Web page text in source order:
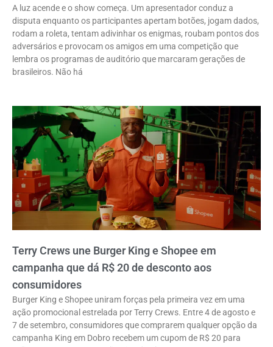
A luz acende e o show começa. Um apresentador conduz a
disputa enquanto os participantes apertam botões, jogam dados,
rodam a roleta, tentam adivinhar os enigmas, roubam pontos dos
adversários e provocam os amigos em uma competição que
lembra os programas de auditório que marcaram gerações de
brasileiros. Não há
Terry Crews une Burger King e Shopee em
campanha que dá R$ 20 de desconto aos
consumidores
Burger King e Shopee uniram forças pela primeira vez em uma
ação promocional estrelada por Terry Crews. Entre 4 de agosto e
7 de setembro, consumidores que comprarem qualquer opção da
campanha King em Dobro recebem um cupom de R$ 20 para